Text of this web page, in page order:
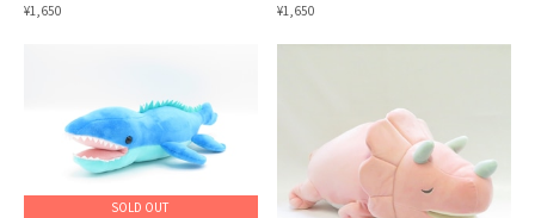
¥1,650
¥1,650
SOLD OUT